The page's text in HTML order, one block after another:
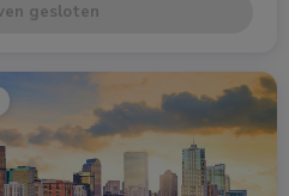
gesloten